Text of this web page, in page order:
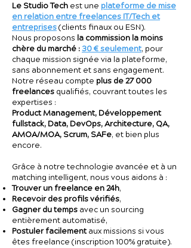
Le Studio Tech est une plateforme de mise
en relation entre freelances IT/Tech et
entreprises(clients finaux ou ESN).
Nous proposons la commission la moins
chère du marché :30 € seulement, pour
chaque mission signée via la plateforme,
sans abonnement et sans engagement.
Notre réseau compte plus de 27 000
freelances qualifiés, couvrant toutes les
expertises :
Product Management, Développement
fullstack, Data, DevOps, Architecture, QA,
AMOA/MOA, Scrum, SAFe, et bien plus
encore.
Grâce à notre technologie avancée et à un
matching intelligent, nous vous aidons à :
Trouver un freelance en 24h,
Recevoir des profils vérifiés,
Gagner du temps avec un sourcing
entièrement automatisé,
Postuler facilementaux missions si vous
êtes freelance (inscription 100% gratuite).